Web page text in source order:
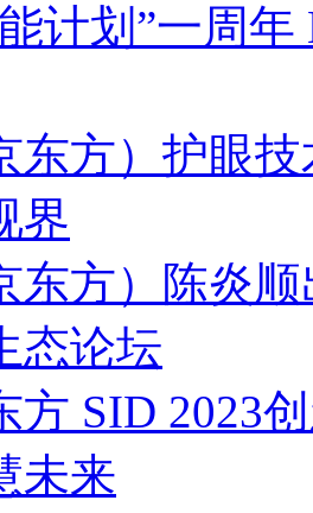
计划”一周
东方）护眼
界
东方）陈炎
态论坛
方 SID 2023
未来